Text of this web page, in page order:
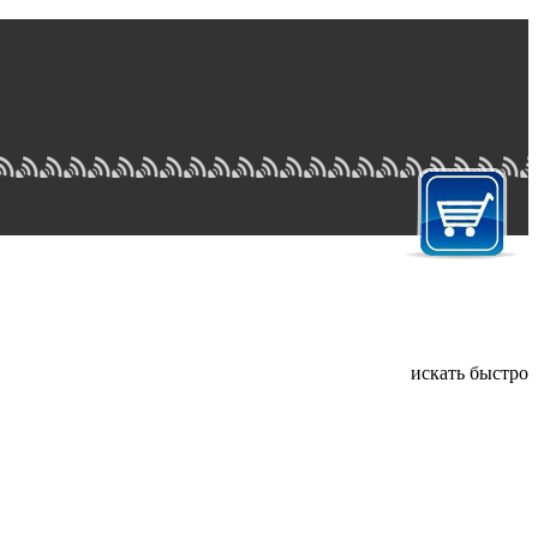
искать быстро